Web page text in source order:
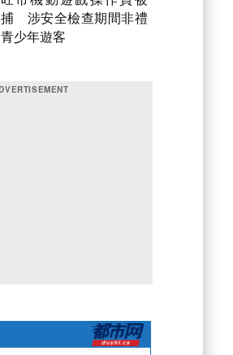
捕 涉安全檢查期間非禮
青少年遊客